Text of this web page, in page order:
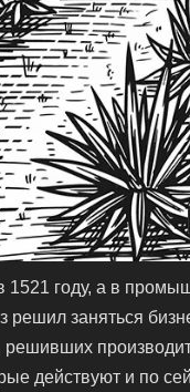
1521 году, а в
решил заняться
действуют и по